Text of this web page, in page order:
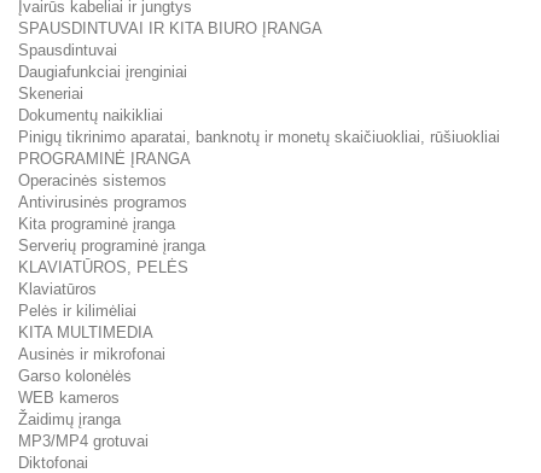
Įvairūs kabeliai ir jungtys
SPAUSDINTUVAI IR KITA BIURO ĮRANGA
Spausdintuvai
Daugiafunkciai įrenginiai
Skeneriai
Dokumentų naikikliai
Pinigų tikrinimo aparatai, banknotų ir monetų skaičiuokliai, rūšiuokliai
PROGRAMINĖ ĮRANGA
Operacinės sistemos
Antivirusinės programos
Kita programinė įranga
Serverių programinė įranga
KLAVIATŪROS, PELĖS
Klaviatūros
Pelės ir kilimėliai
KITA MULTIMEDIA
Ausinės ir mikrofonai
Garso kolonėlės
WEB kameros
Žaidimų įranga
MP3/MP4 grotuvai
Diktofonai